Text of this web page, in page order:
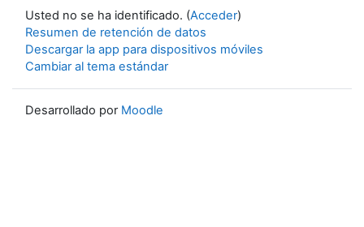
Usted no se ha identificado. (Acceder)
Resumen de retención de datos
Descargar la app para dispositivos móviles
Cambiar al tema estándar
Desarrollado por Moodle